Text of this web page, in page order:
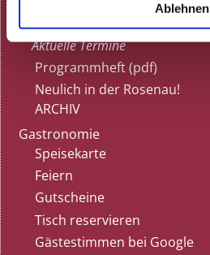
Ablehnen
Spielplan
Aktuelle Termine
Programmheft (pdf)
Neulich in der Rosenau!
ARCHIV
Gastronomie
Speisekarte
Feiern
Gutscheine
Tisch reservieren
Gästestimmen bei Google